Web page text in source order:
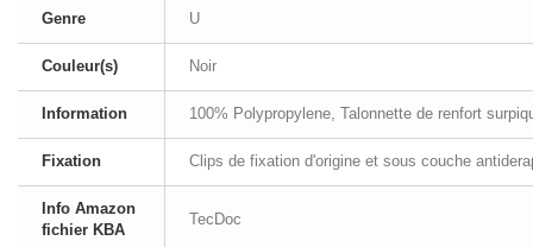
Genre U
Couleur(s) Noir
Information 100% Polypropylene, Talonnette de renfort
Fixation Clips de fixation d'origine et sous couche
Info Amazon
fichier KBA
TecDoc